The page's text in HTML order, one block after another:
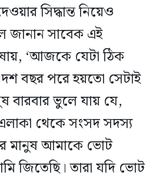
সিদ্ধান্ত নিয়েও
জানান সাবেক এই
‘আজকে যেটা ঠিক
দশ বছর পরে হয়তো সেটাই
বারবার ভুলে যায় যে,
এলাকা থেকে সংসদ সদস্য
মানুষ আমাকে ভোট
জিতেছি। তারা যদি ভোট